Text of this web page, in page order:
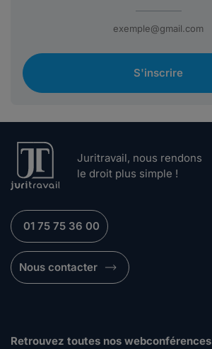
S'inscrire
Juritravail, nous rendons
le droit plus simple !
01 75 75 36 00
Nous contacter
Retrouvez toutes nos webconférences